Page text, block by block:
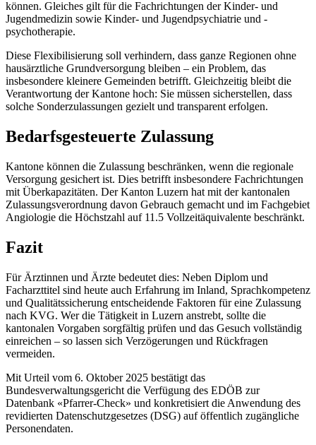
können. Gleiches gilt für die Fachrichtungen der Kinder- und
Jugendmedizin sowie Kinder- und Jugendpsychiatrie und -
psychotherapie.
Diese Flexibilisierung soll verhindern, dass ganze Regionen ohne
hausärztliche Grundversorgung bleiben – ein Problem, das
insbesondere kleinere Gemeinden betrifft. Gleichzeitig bleibt die
Verantwortung der Kantone hoch: Sie müssen sicherstellen, dass
solche Sonderzulassungen gezielt und transparent erfolgen.
Bedarfsgesteuerte Zulassung
Kantone können die Zulassung beschränken, wenn die regionale
Versorgung gesichert ist. Dies betrifft insbesondere Fachrichtungen
mit Überkapazitäten. Der Kanton Luzern hat mit der kantonalen
Zulassungsverordnung davon Gebrauch gemacht und im Fachgebiet
Angiologie die Höchstzahl auf 11.5 Vollzeitäquivalente beschränkt.
Fazit
Für Ärztinnen und Ärzte bedeutet dies: Neben Diplom und
Facharzttitel sind heute auch Erfahrung im Inland, Sprachkompetenz
und Qualitätssicherung entscheidende Faktoren für eine Zulassung
nach KVG. Wer die Tätigkeit in Luzern anstrebt, sollte die
kantonalen Vorgaben sorgfältig prüfen und das Gesuch vollständig
einreichen – so lassen sich Verzögerungen und Rückfragen
vermeiden.
Mit Urteil vom 6. Oktober 2025 bestätigt das
Bundesverwaltungsgericht die Verfügung des EDÖB zur
Datenbank «Pfarrer-Check» und konkretisiert die Anwendung des
revidierten Datenschutzgesetzes (DSG) auf öffentlich zugängliche
Personendaten.